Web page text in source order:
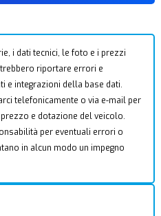
i dati tecnici, le foto e i prezzi
riportare errori e
e integrazioni della base dati.
telefonicamente o via e-mail per
e dotazione del veicolo.
per eventuali errori o
in alcun modo un impegno